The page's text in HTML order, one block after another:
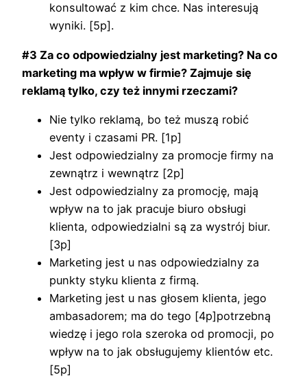
konsultować z kim chce. Nas interesują
wyniki. [5p].
#3 Za co odpowiedzialny jest marketing? Na co
marketing ma wpływ w firmie? Zajmuje się
reklamą tylko, czy też innymi rzeczami?
Nie tylko reklamą, bo też muszą robić
eventy i czasami PR. [1p]
Jest odpowiedzialny za promocje firmy na
zewnątrz i wewnątrz [2p]
Jest odpowiedzialny za promocję, mają
wpływ na to jak pracuje biuro obsługi
klienta, odpowiedzialni są za wystrój biur.
[3p]
Marketing jest u nas odpowiedzialny za
punkty styku klienta z firmą.
Marketing jest u nas głosem klienta, jego
ambasadorem; ma do tego [4p]potrzebną
wiedzę i jego rola szeroka od promocji, po
wpływ na to jak obsługujemy klientów etc.
[5p]